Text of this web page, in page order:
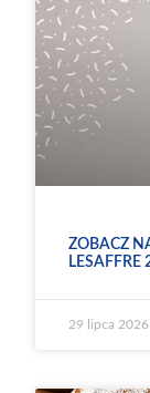
ZOBACZ
LESAFFRE
29 lipca 2026